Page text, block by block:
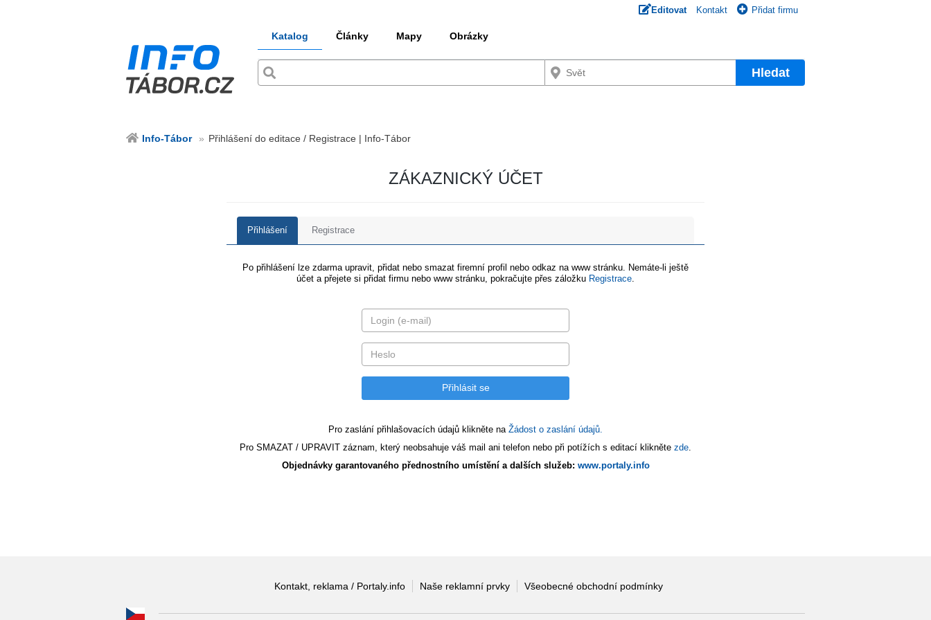
Editovat Kontakt Přidat firmu
Katalog Články Mapy Obrázky
Hledat
Info-Tábor Přihlášení do editace / Registrace | Info-Tábor
ZÁKAZNICKÝ ÚČET
Přihlášení Registrace
Po přihlášení lze zdarma upravit, přidat nebo smazat firemní profil nebo odkaz na www stránku. Nemáte-li ještě
účet a přejete si přidat firmu nebo www stránku, pokračujte přes záložku Registrace
Pro zaslání přihlašovacích údajů klikněte na Žádost o zaslání údajů.
Pro SMAZAT / UPRAVIT záznam, který neobsahuje váš mail ani telefon nebo při potížích s editací klikněte zde
Objednávky garantovaného přednostního umístění a dalších služeb: www.portaly.info
Kontakt, reklama / Portaly.info Naše reklamní prvky Všeobecné obchodní podmínky